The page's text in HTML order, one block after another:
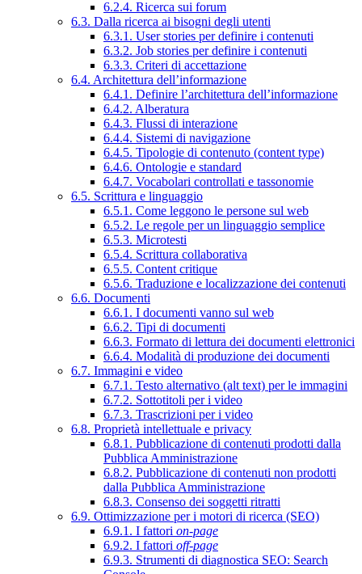
6.2.4. Ricerca sui forum
6.3. Dalla ricerca ai bisogni degli utenti
6.3.1. User stories per definire i contenuti
6.3.2. Job stories per definire i contenuti
6.3.3. Criteri di accettazione
6.4. Architettura dell’informazione
6.4.1. Definire l’architettura dell’informazione
6.4.2. Alberatura
6.4.3. Flussi di interazione
6.4.4. Sistemi di navigazione
6.4.5. Tipologie di contenuto (content type)
6.4.6. Ontologie e standard
6.4.7. Vocabolari controllati e tassonomie
6.5. Scrittura e linguaggio
6.5.1. Come leggono le persone sul web
6.5.2. Le regole per un linguaggio semplice
6.5.3. Microtesti
6.5.4. Scrittura collaborativa
6.5.5. Content critique
6.5.6. Traduzione e localizzazione dei contenuti
6.6. Documenti
6.6.1. I documenti vanno sul web
6.6.2. Tipi di documenti
6.6.3. Formato di lettura dei documenti elettronici
6.6.4. Modalità di produzione dei documenti
6.7. Immagini e video
6.7.1. Testo alternativo (alt text) per le immagini
6.7.2. Sottotitoli per i video
6.7.3. Trascrizioni per i video
6.8. Proprietà intellettuale e privacy
6.8.1. Pubblicazione di contenuti prodotti dalla
Pubblica Amministrazione
6.8.2. Pubblicazione di contenuti non prodotti
dalla Pubblica Amministrazione
6.8.3. Consenso dei soggetti ritratti
6.9. Ottimizzazione per i motori di ricerca (SEO)
6.9.1. I fattori on-page
6.9.2. I fattori off-page
6.9.3. Strumenti di diagnostica SEO: Search